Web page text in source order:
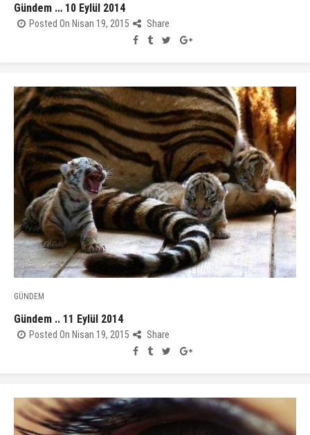
Gündem … 10 Eylül 2014
Posted On Nisan 19, 2015 Share
GÜNDEM
Gündem .. 11 Eylül 2014
Posted On Nisan 19, 2015 Share